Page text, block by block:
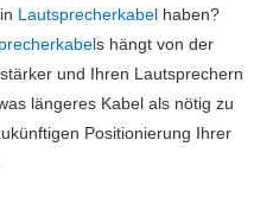
Lautsprecherkabel haben?
s hängt von der
und Ihren Lautsprechern
längeres Kabel als nötig zu
Positionierung Ihrer